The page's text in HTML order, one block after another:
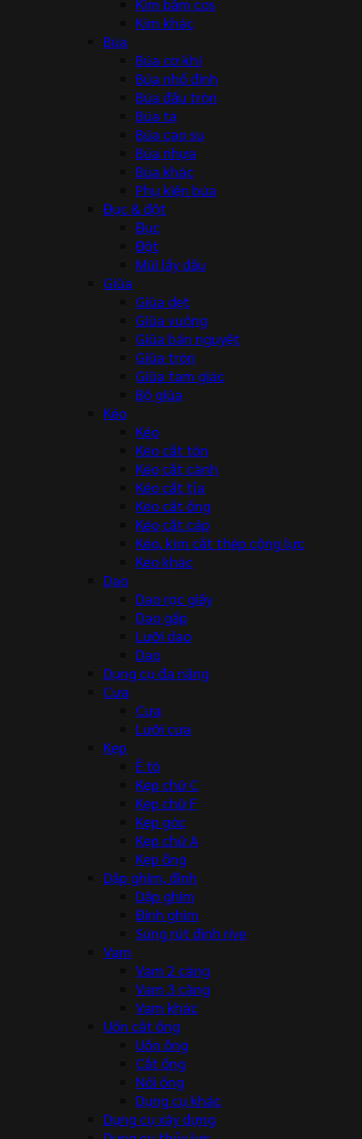
Kìm bấm cos
Kìm khác
Búa
Búa cơ khí
Búa nhổ đinh
Búa đầu tròn
Búa tạ
Búa cao su
Búa nhựa
Búa khác
Phụ kiện búa
Đục & đột
Đục
Đột
Mũi lấy dấu
Giũa
Giũa dẹt
Giũa vuông
Giũa bán nguyệt
Giũa tròn
Giũa tam giác
Bộ giũa
Kéo
Kéo
Kéo cắt tôn
Kéo cắt cành
Kéo cắt tỉa
Kéo cắt ống
Kéo cắt cáp
Kéo, kìm cắt thép cộng lực
Kéo khác
Dao
Dao rọc giấy
Dao gấp
Lưỡi dao
Dao
Dụng cụ đa năng
Cưa
Cưa
Lưỡi cưa
Kẹp
Ê tô
Kẹp chữ C
Kẹp chữ F
Kẹp góc
Kẹp chữ A
Kẹp ống
Dập ghim, đinh
Dập ghim
Đinh ghim
Súng rút đinh rive
Vam
Vam 2 càng
Vam 3 càng
Vam khác
Uốn cắt ống
Uốn ống
Cắt ống
Nối ống
Dụng cụ khác
Dụng cụ xây dựng